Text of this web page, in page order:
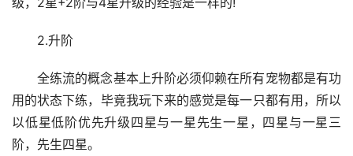
2.升阶
全练流的概念基本上升阶必须仰赖在所有宠物都是有功
用的状态下练，毕竟我玩下来的感觉是每一只都有用，所以
以低星低阶优先升级四星与一星先生一星，四星与一星三
阶，先生四星。